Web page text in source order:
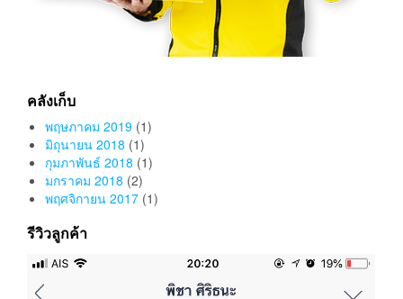
คลังเก็บ
พฤษภาคม 2019 (1)
มิถุนายน 2018 (1)
กุมภาพันธ์ 2018 (1)
มกราคม 2018 (2)
พฤศจิกายน 2017 (1)
รีวิวลูกค้า